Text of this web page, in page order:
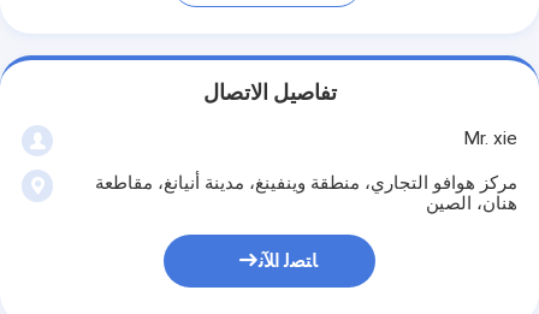
تفاصيل الاتصال
Mr. xie
مركز هوافو التجاري، منطقة وينفينغ، مدينة أنيانغ، مقاطعة
هنان، الصين
ﺎﺘﺼﻟ ﺍﻶﻧ